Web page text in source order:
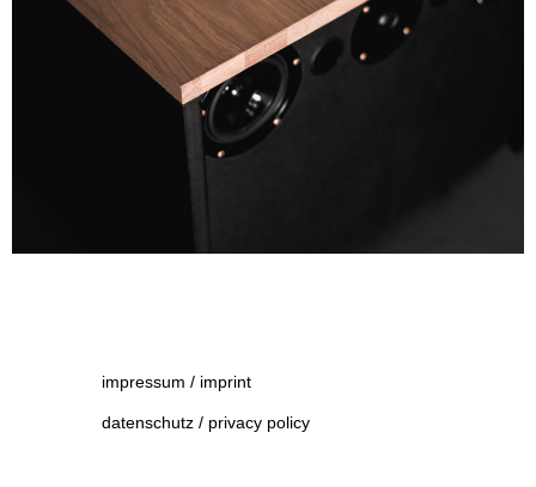
impressum / imprint
datenschutz / privacy policy